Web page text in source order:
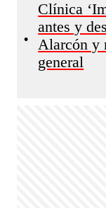
•
Clínica
antes y
Alarcón y
general